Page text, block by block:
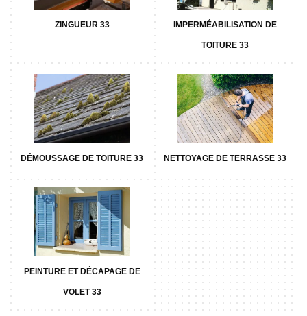
ZINGUEUR 33 IMPERMÉABILISATION DE
TOITURE 33
DÉMOUSSAGE DE TOITURE 33 NETTOYAGE DE TERRASSE 33
PEINTURE ET DÉCAPAGE DE
VOLET 33